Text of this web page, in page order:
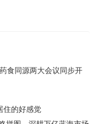
食同源两大会议同步开
住的好感觉